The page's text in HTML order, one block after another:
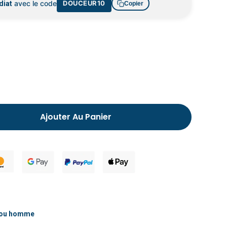
fourré pour homme
avec le code DOUCEUR10 Copier
Ajouter Au Panier
homme